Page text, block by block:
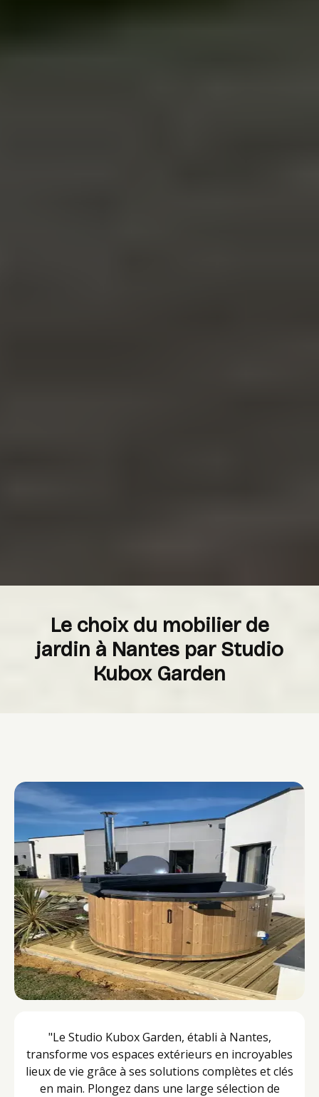
Le choix du mobilier de
jardin à Nantes par Studio
Kubox Garden
"Le Studio Kubox Garden, établi à Nantes,
transforme vos espaces extérieurs en incroyables
lieux de vie grâce à ses solutions complètes et clés
en main. Plongez dans une large sélection de